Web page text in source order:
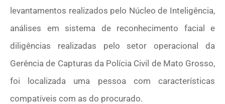
levantamentos realizados pelo Núcleo de Inteligência,
análises em sistema de reconhecimento facial e
diligências realizadas pelo setor operacional da
Gerência de Capturas da Polícia Civil de Mato Grosso,
foi localizada uma pessoa com características
compatíveis com as do procurado.